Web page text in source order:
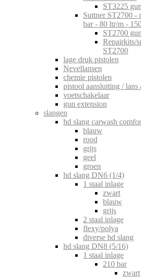
ST3225
Suttner ST2700 -
bar - 80 ltr/m -
ST2700
Repairkits/
ST2700
lage druk pistolen
Nevellansen
chemie pistolen
pistool aansluiting / lans
voetschakelaar
gun extension
slangen
hd slang carwash
blauw
rood
grijs
geel
groen
hd slang DN6 (1/4)
1 staal inlage
zwart
blauw
grijs
2 staal inlage
flexy/polya
diverse hd slang
hd slang DN8 (5/16)
1 staal inlage
210 bar
zwart